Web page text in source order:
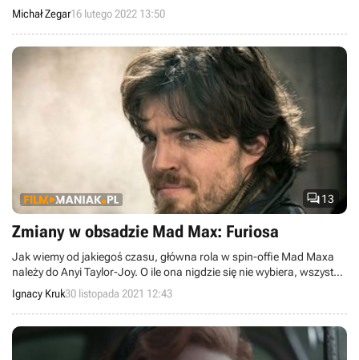
domniemanej kontynuacji.
Michał Zegar16 lutego 2022 13:50
13
Zmiany w obsadzie Mad Max: Furiosa
Jak wiemy od jakiegoś czasu, główna rola w spin-offie Mad Maxa
należy do Anyi Taylor-Joy. O ile ona nigdzie się nie wybiera, wszystko
wskazuje na to, że jeden z aktorów będzie zmuszony ustąpić
miejsca w postapokaliptycznej produkcji.
Ignacy Kruk30 listopada 2021 12:43